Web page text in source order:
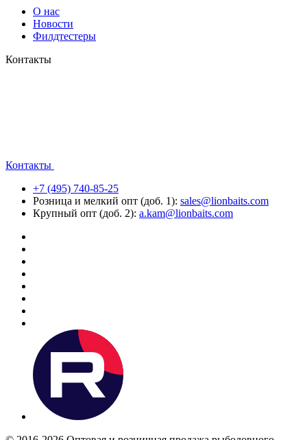
О нас
Новости
Филдтестеры
Контакты
Контакты
+7 (495) 740-85-25
Розница и мелкий опт (доб. 1): sales@lionbaits.com
Крупный опт (доб. 2): a.kam@lionbaits.com